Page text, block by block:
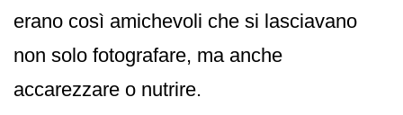
erano così amichevoli che si lasciavano
non solo fotografare, ma anche
accarezzare o nutrire.